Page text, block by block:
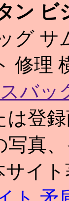
ン ビ
グ
修
バッ
は登
写真
サイ